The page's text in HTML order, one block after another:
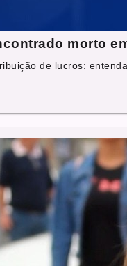
morto
de lucros: